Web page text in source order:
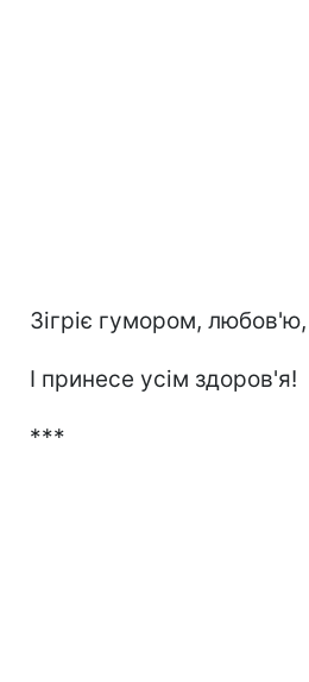
Зігріє гумором, любов'ю,
І принесе усім здоров'я!
***